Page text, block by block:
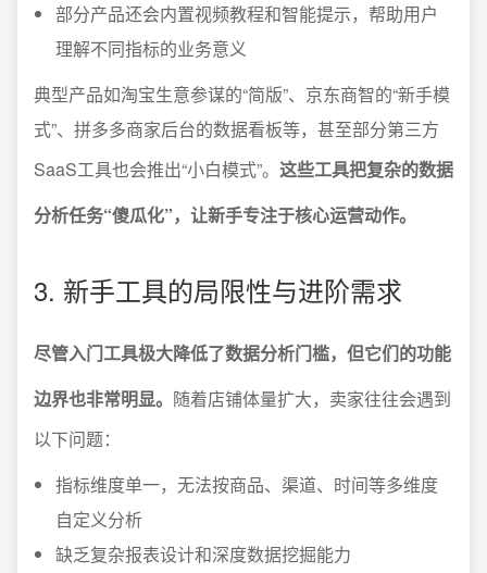
部分产品还会内置视频教程和智能提示，帮助用户
理解不同指标的业务意义
典型产品如淘宝生意参谋的“简版”、京东商智的“新手模
式”、拼多多商家后台的数据看板等，甚至部分第三方
SaaS工具也会推出“小白模式”。 这些工具把复杂的数据
分析任务“傻瓜化”，让新手专注于核心运营动作。
3. 新手工具的局限性与进阶需求
尽管入门工具极大降低了数据分析门槛，但它们的功能
边界也非常明显。 随着店铺体量扩大，卖家往往会遇到
以下问题：
指标维度单一，无法按商品、渠道、时间等多维度
自定义分析
缺乏复杂报表设计和深度数据挖掘能力